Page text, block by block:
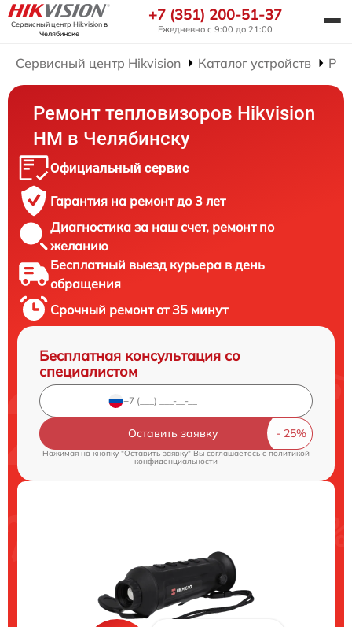
Сервисный центр Hikvisionв
Челябинске
+7 (351) 200-51-37
Ежедневно с 9:00 до 21:00
Сервисный центр Hikvision Каталог устройств
Ремонт тепловизоров Hikvision
HM в Челябинску
Официальный сервис
Гарантия на ремонт до 3 лет
Диагностика за наш счет, ремонт по
желанию
Бесплатный выезд курьера в день
обращения
Срочный ремонт от 35 минут
Бесплатная консультация со
специалистом
Оставить заявку
Нажимая на кнопку "Оставить заявку" Вы соглашаетесь cполитикой
конфиденциальности